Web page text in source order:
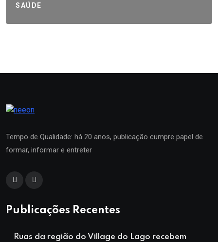
SAÚDE
Tempo de Qualidade: há 20 anos, publicação cumpre papel de
formar, informar e entreter
Publicações Recentes
Ruas da região do Village do Lago recebem